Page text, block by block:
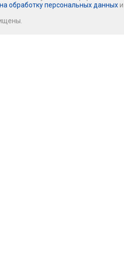
обработку персональных данныхи